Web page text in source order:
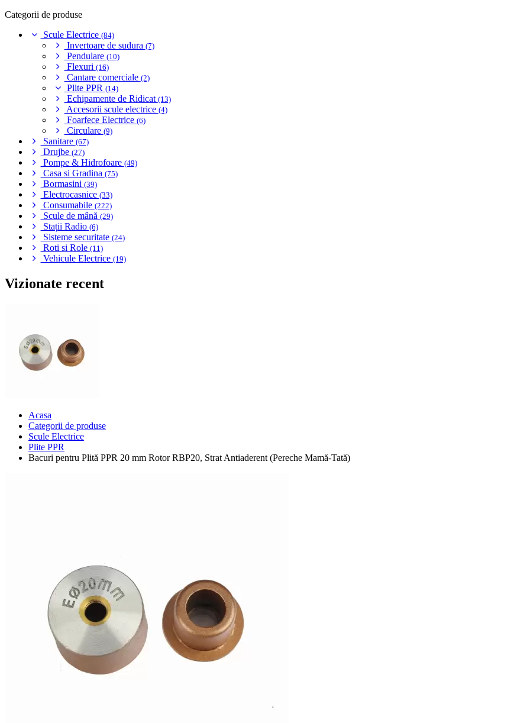
Categorii de produse
Scule Electrice (84)
Invertoare de sudura (7)
Pendulare (10)
Flexuri (16)
Cantare comerciale (2)
Plite PPR (14)
Echipamente de Ridicat (13)
Accesorii scule electrice (4)
Foarfece Electrice (6)
Circulare (9)
Sanitare (67)
Drujbe (27)
Pompe & Hidrofoare (49)
Casa si Gradina (75)
Bormasini (39)
Electrocasnice (33)
Consumabile (222)
Scule de mână (29)
Stații Radio (6)
Sisteme securitate (24)
Roti si Role (11)
Vehicule Electrice (19)
Vizionate recent
Acasa
Categorii de produse
Scule Electrice
Plite PPR
Bacuri pentru Plită PPR 20 mm Rotor RBP20, Strat Antiaderent (Pereche Mamă-Tată)